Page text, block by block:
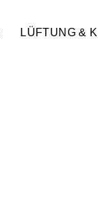
LÜFTUNG &